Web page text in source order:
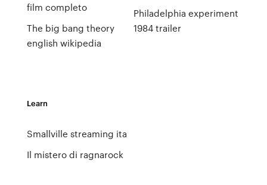
film completo
The big bang theory
english wikipedia
Philadelphia experiment
1984 trailer
Learn
Smallville streaming ita
Il mistero di ragnarock